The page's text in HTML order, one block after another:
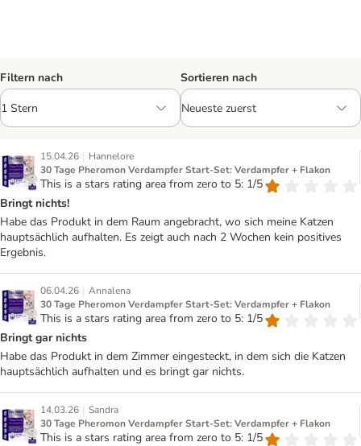
Filtern nach Sortieren nach
15.04.26 | Hannelore
30 Tage Pheromon Verdampfer Start-Set: Verdampfer + Flakon
This is a stars rating area from zero to 5: 1/5
Bringt nichts!
Habe das Produkt in dem Raum angebracht, wo sich meine Katzen
hauptsächlich aufhalten. Es zeigt auch nach 2 Wochen kein positives
Ergebnis.
06.04.26 | Annalena
30 Tage Pheromon Verdampfer Start-Set: Verdampfer + Flakon
This is a stars rating area from zero to 5: 1/5
Bringt gar nichts
Habe das Produkt in dem Zimmer eingesteckt, in dem sich die Katzen
hauptsächlich aufhalten und es bringt gar nichts.
14.03.26 | Sandra
30 Tage Pheromon Verdampfer Start-Set: Verdampfer + Flakon
This is a stars rating area from zero to 5: 1/5